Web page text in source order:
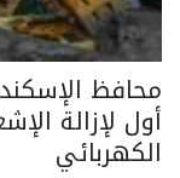
محافظ
أول لإزالة
الكهربائي